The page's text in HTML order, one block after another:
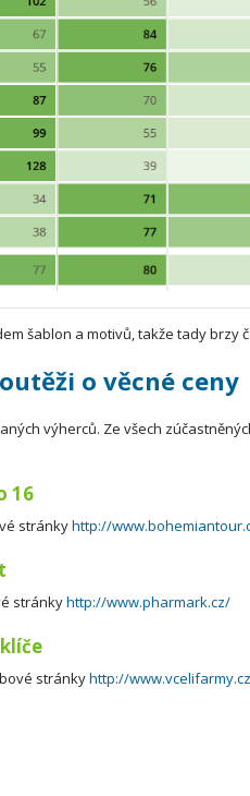
šablon a motivů, takže tady brzy
o věcné ceny
výherců. Ze všech
16
stránkyhttp://
stránkyhttp://www.pharmark.cz/
stránkyhttp://